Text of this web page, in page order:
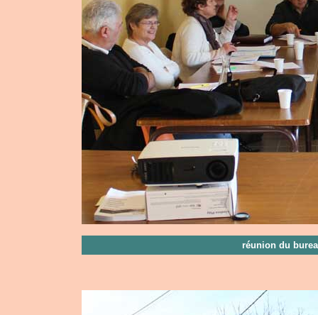
réunion du